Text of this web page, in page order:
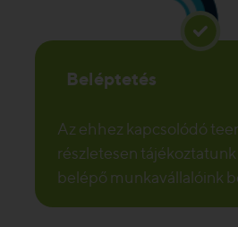
Beléptetés
Az ehhez kapcsolódó
részletesen
belépő munkavállalóink